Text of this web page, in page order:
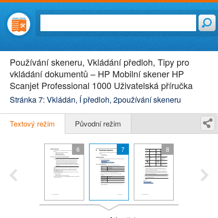
Používání skeneru, Vkládání předloh, Tipy pro
vkládání dokumentů – HP Mobilní skener HP
Scanjet Professional 1000 Uživatelská příručka
Stránka 7: Vkládán, Í předloh, 2používání skeneru
Textový režim Původní režim
6 7 8